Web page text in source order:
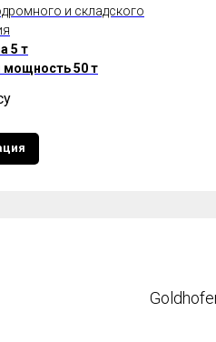
и складского
5 т
мощность 50 т